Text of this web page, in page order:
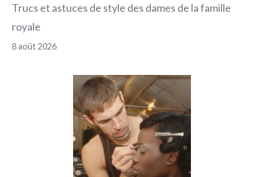
Trucs et astuces de style des dames de la famille
royale
8 août 2026